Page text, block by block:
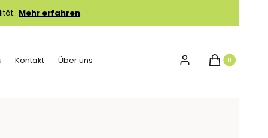
Mehr erfahren.
Kontakt Über uns EinloggenProdukte im
Warenkorb